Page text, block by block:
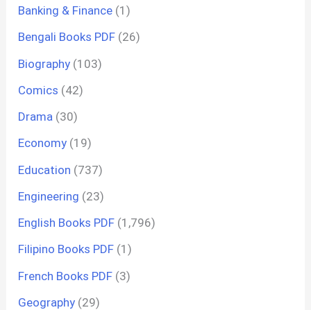
Banking & Finance (1)
Bengali Books PDF (26)
Biography (103)
Comics (42)
Drama (30)
Economy (19)
Education (737)
Engineering (23)
English Books PDF (1,796)
Filipino Books PDF (1)
French Books PDF (3)
Geography (29)